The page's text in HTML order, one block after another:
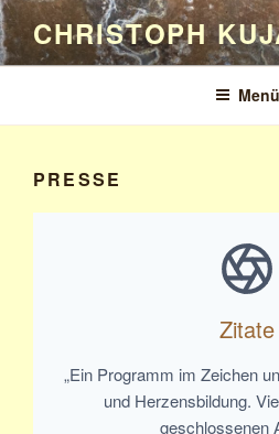
Zum
Inhalt
springen
CHRISTOPH
Menü
PRESSE
Zitate
„Ein Programm im Zeichen
und Herzensbildung.
geschlossenen